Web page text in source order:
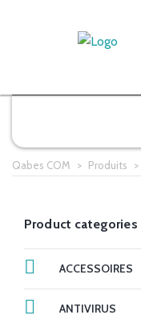
Qabes COM > Produits >
Product categories
ACCESSOIRES
ANTIVIRUS